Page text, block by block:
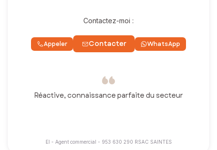
Contactez-moi :
Appeler Contacter WhatsApp
Réactive, connaissance parfaite du secteur
EI - Agent commercial - 953 630 290 RSAC SAINTES